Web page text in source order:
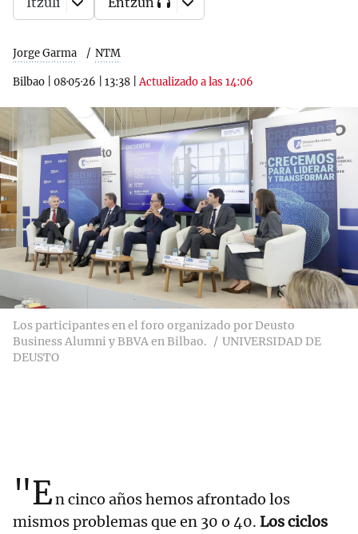
Jorge Garma NTM
Bilbao 08·05·26 13:38 |Actualizado a las 14:06
Los participantes en el foro organizado por Deusto
Business Alumni y BBVA en Bilbao.
UNIVERSIDAD DE
DEUSTO
"En cinco años hemos afrontado los
mismos problemas que en 30 o 40. Los ciclos